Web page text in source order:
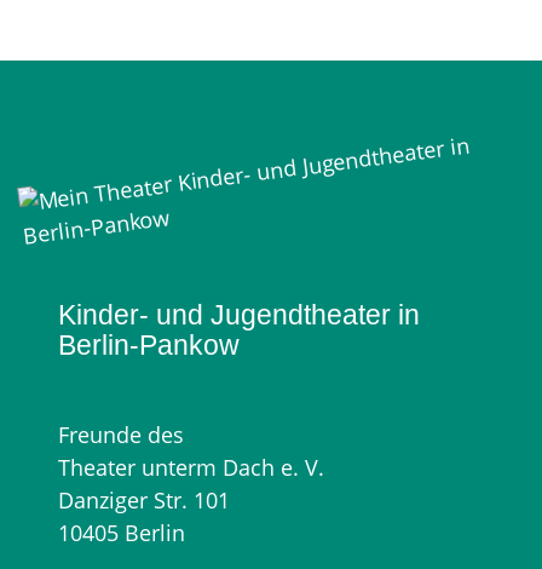
Mein Theater
Kinder- und Jugendtheater in
Berlin‑Pankow
Freunde des
Theater unterm Dach e. V.
Danziger Str. 101
10405 Berlin